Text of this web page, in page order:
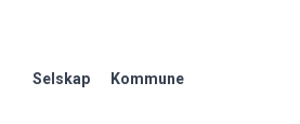
Selskap Kommune